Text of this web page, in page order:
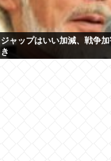
ジャップはいい加減、戦争
き